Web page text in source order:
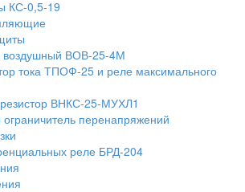
КС-0,5-19
воздушный ВОВ-25-4М
тока ТПОФ-25 и реле максимального
ВНКС-25-МУХЛ1
ограничитель перенапряжений
реле БРД-204